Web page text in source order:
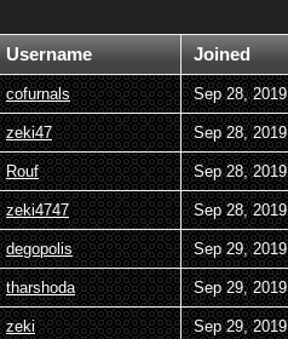
Username Joined
cofurnals Sep 28, 2019
zeki47 Sep 28, 2019
Rouf Sep 28, 2019
zeki4747 Sep 28, 2019
degopolis Sep 29, 2019
tharshoda Sep 29, 2019
zeki Sep 29, 2019